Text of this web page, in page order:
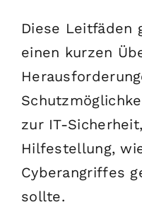
Diese Leitfäden
einen kurzen
zur IT-
Hilfestellung,
Cyberangriffes
sollte.